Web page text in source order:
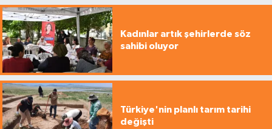
Kadınlar artık şehirlerde söz
sahibi oluyor
Türkiye'nin planlı tarım tarihi
değişti